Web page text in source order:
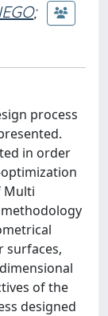
;
process
in order
Multi
surfaces,
of the
designed